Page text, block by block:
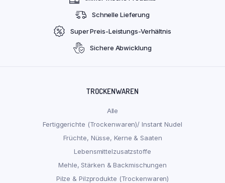
Schnelle Lieferung
Super Preis-Leistungs-Verhältnis
Sichere Abwicklung
TROCKENWAREN
Alle
Fertiggerichte (Trockenwaren)/ Instant Nudel
Früchte, Nüsse, Kerne & Saaten
Lebensmittelzusatzstoffe
Mehle, Stärken & Backmischungen
Pilze & Pilzprodukte (Trockenwaren)